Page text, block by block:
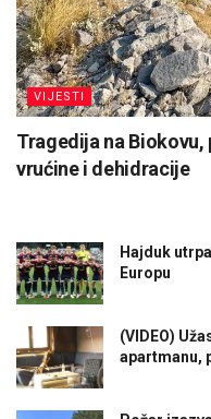
VIJESTI
Tragedija na
vrućine i dehidracije
Hajduk
Europu
(VIDEO)
apartmanu,